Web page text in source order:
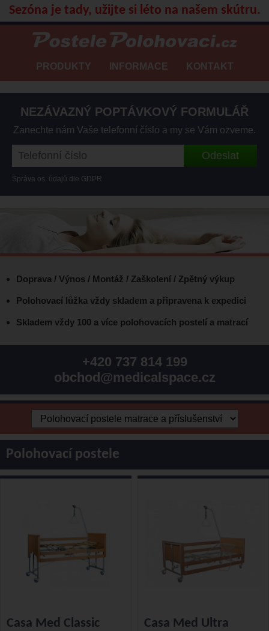
Sezóna je tady, užijte si léto na našem skútru.
PRODUKTY INFORMACE KONTAKT
NEZÁVAZNÝ POPTÁVKOVÝ FORMULÁŘ
Zanechte nám Vaše telefonní číslo a my se Vám ozveme.
Správa os. údajů dle GDPR
Doprava / Výnos / Montáž / Zaškolení / Zpětný výkup
Polohovací lůžka vždy skladem a připravena k expedici
Skladem vždy 100 a více polohovacích postelí a matrací
+420 737 814 199
obchod@medicalspace.cz
Polohovací postele
Casa Med Classic Casa Med Ultra